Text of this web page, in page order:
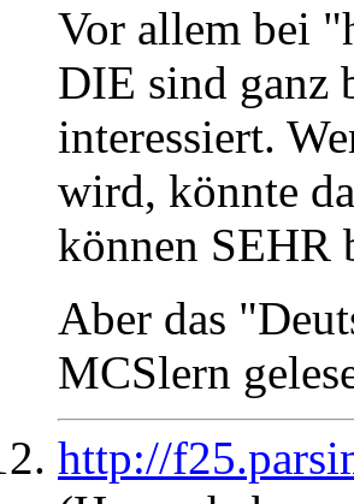
Vor allem bei
DIE sind ganz
interessiert.
wird, könnte
können SEHR
Aber das
MCSlern
http://